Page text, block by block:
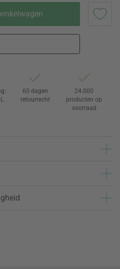
60 dagen
retourrecht
24.000
producten op
voorraad